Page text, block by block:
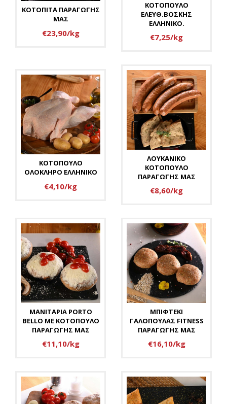
ΚΟΤΟΠΙΤΑ ΠΑΡΑΓΩΓΗΣ
ΜΑΣ
€23,90/kg
ΚΟΤΟΠΟΥΛΟ
ΕΛΕΥΘ.ΒΟΣΚΗΣ
ΕΛΛΗΝΙΚΟ.
€7,25/kg
ΚΟΤΟΠΟΥΛΟ
ΟΛΟΚΛΗΡΟ ΕΛΛΗΝΙΚΟ
€4,10/kg
ΛΟΥΚΑΝΙΚΟ
ΚΟΤΟΠΟΥΛΟ
ΠΑΡΑΓΩΓΗΣ ΜΑΣ
€8,60/kg
ΜΑΝΙΤΑΡΙΑ PORTO
BELLO ΜΕ ΚΟΤΟΠΟΥΛΟ
ΠΑΡΑΓΩΓΗΣ ΜΑΣ
€11,10/kg
ΜΠΙΦΤΕΚΙ
ΓΑΛΟΠΟΥΛΑΣ FITNESS
ΠΑΡΑΓΩΓΗΣ ΜΑΣ
€16,10/kg